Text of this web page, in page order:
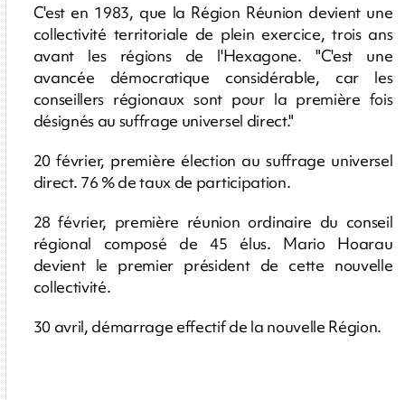
C'est en 1983, que la Région Réunion devient une
collectivité territoriale de plein exercice, trois ans
avant les régions de l'Hexagone. "C'est une
avancée démocratique considérable, car les
conseillers régionaux sont pour la première fois
désignés au suffrage universel direct."
20 février, première élection au suffrage universel
direct. 76 % de taux de participation.
28 février, première réunion ordinaire du conseil
régional composé de 45 élus. Mario Hoarau
devient le premier président de cette nouvelle
collectivité.
30 avril, démarrage effectif de la nouvelle Région.